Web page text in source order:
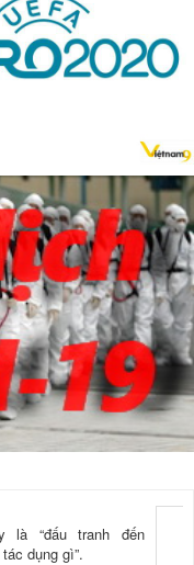
là “đấu tranh đến
dụng gì”.